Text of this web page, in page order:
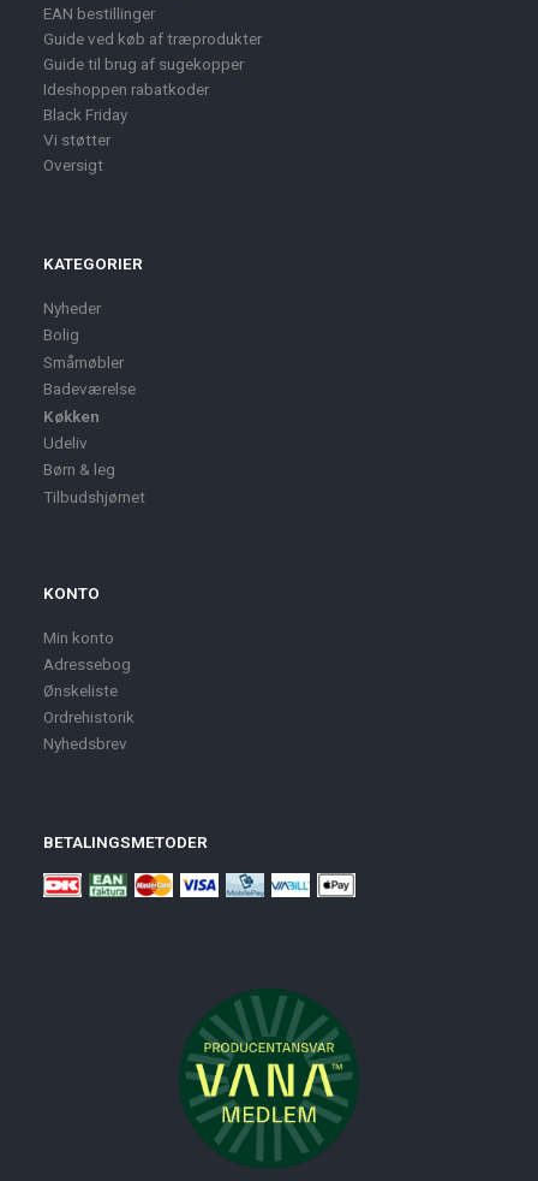
EAN bestillinger
Guide ved køb af træprodukter
Guide til brug af sugekopper
Ideshoppen rabatkoder
Black Friday
Vi støtter
Oversigt
KATEGORIER
Nyheder
Bolig
Småmøbler
Badeværelse
Køkken
Udeliv
Børn & leg
Tilbudshjørnet
KONTO
Min konto
Adressebog
Ønskeliste
Ordrehistorik
Nyhedsbrev
BETALINGSMETODER